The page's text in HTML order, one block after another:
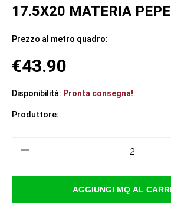
17.5X20 MATERIA PEPE
Prezzo al metro quadro:
€43.90
Disponibilità: Pronta consegna!
Produttore: